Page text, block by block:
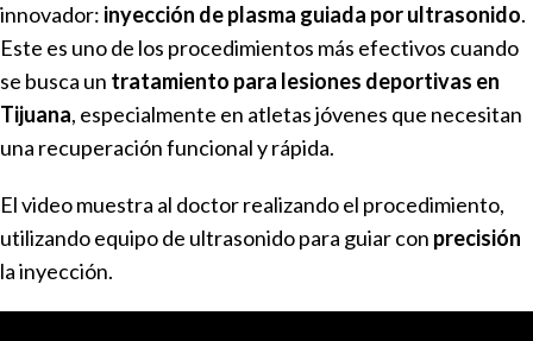
innovador: inyección de plasma guiada por ultrasonido.
Este es uno de los procedimientos más efectivos cuando
se busca un tratamiento para lesiones deportivas en
Tijuana, especialmente en atletas jóvenes que necesitan
una recuperación funcional y rápida.
El video muestra al doctor realizando el procedimiento,
utilizando equipo de ultrasonido para guiar con precisión
la inyección.